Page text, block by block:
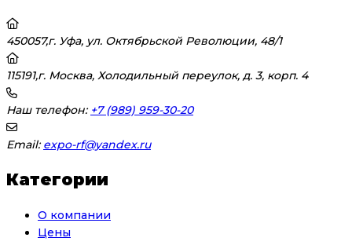
450057,г. Уфа, ул. Октябрьской Революции, 48/1
115191,г. Москва, Холодильный переулок, д. 3, корп. 4
Наш телефон: +7 (989) 959-30-20
Email: expo-rf@yandex.ru
Категории
О компании
Цены